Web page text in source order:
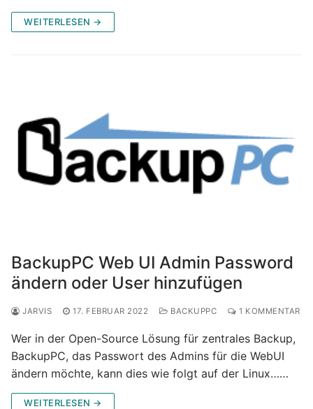
WEITERLESEN →
BackupPC Web UI Admin Password
ändern oder User hinzufügen
JARVIS 17. FEBRUAR 2022 BACKUPPC 1 KOMMENTAR
Wer in der Open-Source Lösung für zentrales Backup,
BackupPC, das Passwort des Admins für die WebUI
ändern möchte, kann dies wie folgt auf der Linux……
WEITERLESEN →